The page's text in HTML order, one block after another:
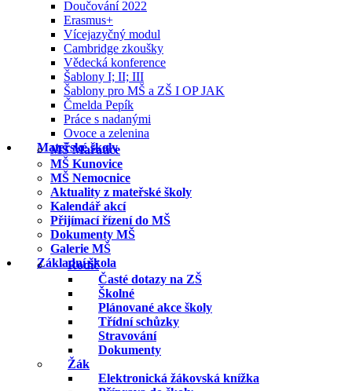
Doučování 2022
Erasmus+
Vícejazyčný modul
Cambridge zkoušky
Vědecká konference
Šablony I; II; III
Šablony pro MŠ a ZŠ I OP JAK
Čmelda Pepík
Práce s nadanými
Ovoce a zelenina
Mateřské školy
MŠ Mařatice
MŠ Kunovice
MŠ Nemocnice
Aktuality z mateřské školy
Kalendář akcí
Přijímací řízení do MŠ
Dokumenty MŠ
Galerie MŠ
Základní škola
Rodič
Časté dotazy na ZŠ
Školné
Plánované akce školy
Třídní schůzky
Stravování
Dokumenty
Žák
Elektronická žákovská knížka